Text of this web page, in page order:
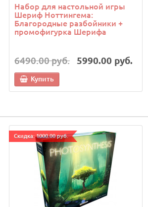
Набор для настольной игры
Шериф Ноттингема:
Благородные разбойники +
промофигурка Шерифа
6490.00 руб. 5990.00 руб.
Купить
Cкидка: 1000.00 руб.